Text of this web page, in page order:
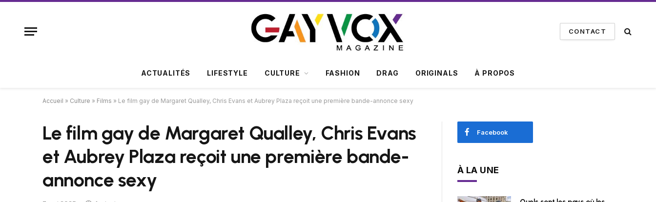
CONTACT
ACTUALITÉS LIFESTYLE CULTURE FASHION DRAG ORIGINALS À PROPOS
Accueil » Culture » Films » Le film gay de Margaret Qualley, Chris Evans et Aubrey Plaza reçoit une première bande-annonce sexy
Le film gay de Margaret Qualley, Chris Evans
et Aubrey Plaza reçoit une première bande-
annonce sexy
Facebook
À LA UNE